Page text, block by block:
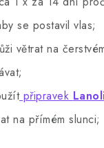
se postavil vlas;
větrat na
připravek
na přímém slunci;